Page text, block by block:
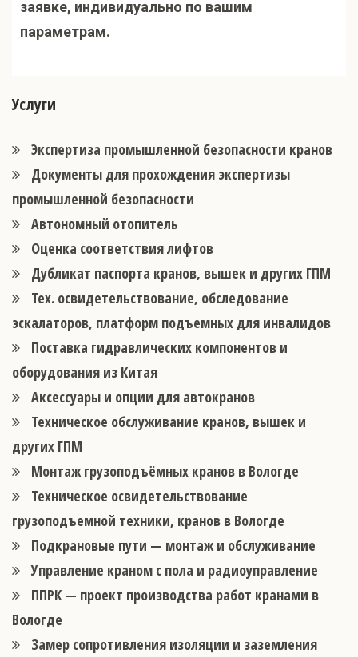
заявке, индивидуально по вашим
параметрам.
Услуги
Экспертиза промышленной безопасности кранов
Документы для прохождения экспертизы
промышленной безопасности
Автономный отопитель
Оценка соответствия лифтов
Дубликат паспорта кранов, вышек и других ГПМ
Тех. освидетельствование, обследование
эскалаторов, платформ подъемных для инвалидов
Поставка гидравлических компонентов и
оборудования из Китая
Аксессуары и опции для автокранов
Техническое обслуживание кранов, вышек и
других ГПМ
Монтаж грузоподъёмных кранов в Вологде
Техническое освидетельствование
грузоподъемной техники, кранов в Вологде
Подкрановые пути — монтаж и обслуживание
Управление краном с пола и радиоуправление
ППРК — проект производства работ кранами в
Вологде
Замер сопротивления изоляции и заземления